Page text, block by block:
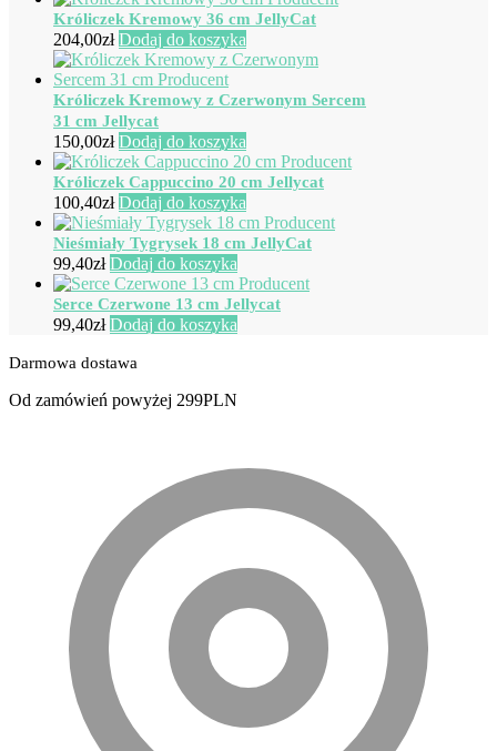
Króliczek Kremowy 36 cm JellyCat
204,00zł Dodaj do koszyka
Króliczek Kremowy z Czerwonym Sercem
31 cm Jellycat
150,00zł Dodaj do koszyka
Króliczek Cappuccino 20 cm Jellycat
100,40zł Dodaj do koszyka
Nieśmiały Tygrysek 18 cm JellyCat
99,40zł Dodaj do koszyka
Serce Czerwone 13 cm Jellycat
99,40zł Dodaj do koszyka
Darmowa dostawa
Od zamówień powyżej 299PLN